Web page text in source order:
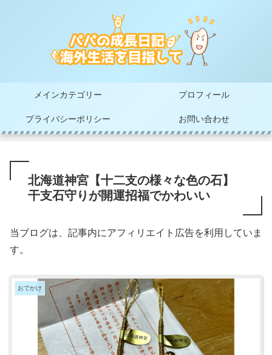
メインカテゴリー プロフィール
プライバシーポリシー お問い合わせ
北海道神宮【十二支の様々な色の石】
干支石守りが開運招福でかわいい
当ブログは、記事内にアフィリエイト広告を利用していま
す。
おでかけ